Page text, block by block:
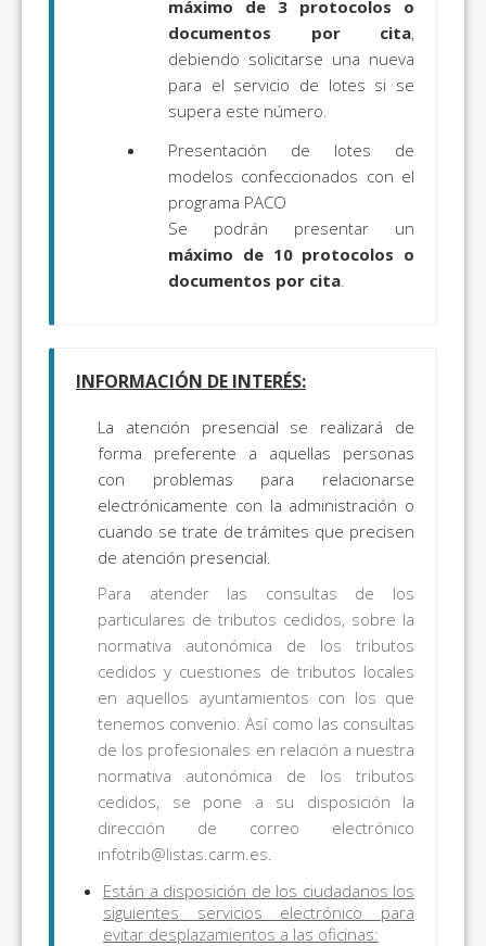
máximo de 3 protocolos o
documentos por cita,
debiendo solicitarse una nueva
para el servicio de lotes si se
supera este número.
Presentación de lotes de
modelos confeccionados con el
programa PACO
Se podrán presentar un
máximo de 10 protocolos o
documentos por cita.
INFORMACIÓN DE INTERÉS:
La atención presencial se realizará de
forma preferente a aquellas personas
con problemas para relacionarse
electrónicamente con la administración o
cuando se trate de trámites que precisen
de atención presencial.
Para atender las consultas de los
particulares de tributos cedidos, sobre la
normativa autonómica de los tributos
cedidos y cuestiones de tributos locales
en aquellos ayuntamientos con los que
tenemos convenio. Así como las consultas
de los profesionales en relación a nuestra
normativa autonómica de los tributos
cedidos, se pone a su disposición la
dirección de correo electrónico
infotrib@listas.carm.es.
Están a disposición de los ciudadanos los
siguientes servicios electrónico para
evitar desplazamientos a las oficinas: